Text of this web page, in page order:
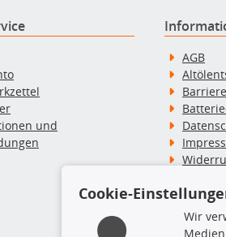
und
AGB
Cookie-
Wir